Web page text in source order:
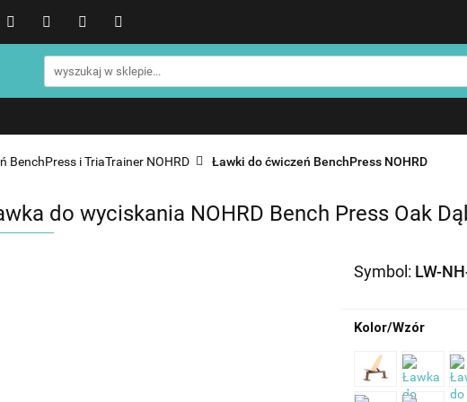
Strefa klienta Promocje %
Informacje o NOHRD Strefa treningowa NOHRD
BenchPress i TriaTrainer NOHRD Ławki do ćwiczeń BenchPress NOHRD
do wyciskania NOHRD Bench Press Oak
Symbol: LW-
Kolor/Wzór